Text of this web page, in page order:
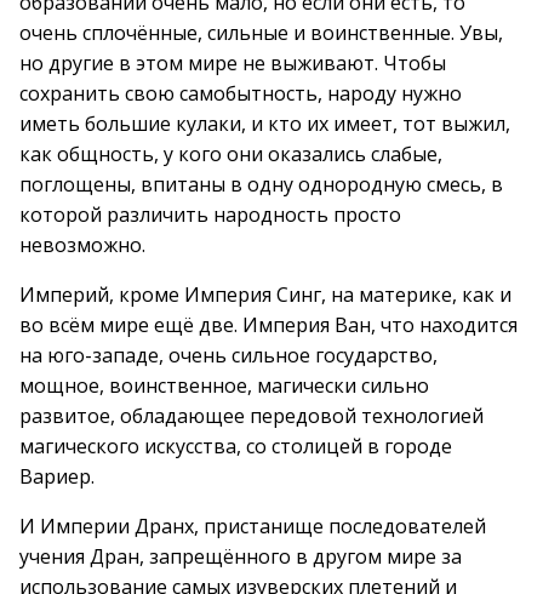
очень сплочённые, сильные и воинственные. Увы,
но другие в этом мире не выживают. Чтобы
сохранить свою самобытность, народу нужно
иметь большие кулаки, и кто их имеет, тот выжил,
как общность, у кого они оказались слабые,
поглощены, впитаны в одну однородную смесь, в
которой различить народность просто
невозможно.
Империй, кроме Империя Синг, на материке, как и
во всём мире ещё две. Империя Ван, что находится
на юго-западе, очень сильное государство,
мощное, воинственное, магически сильно
развитое, обладающее передовой технологией
магического искусства, со столицей в городе
Вариер.
И Империи Дранх, пристанище последователей
учения Дран, запрещённого в другом мире за
использование самых изуверских плетений и